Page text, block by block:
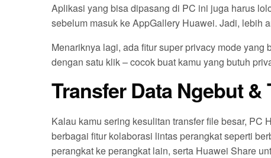
Aplikasi yang bisa dipasang di PC ini juga harus
sebelum masuk ke AppGallery Huawei. Jadi, lebih
Menariknya lagi, ada fitur super privacy mode
dengan satu klik – cocok buat kamu yang butuh
Transfer Data Ngebut &
Kalau kamu sering kesulitan transfer file besar, PC
berbagai fitur kolaborasi lintas perangkat seperti
perangkat ke perangkat lain, serta Huawei Share